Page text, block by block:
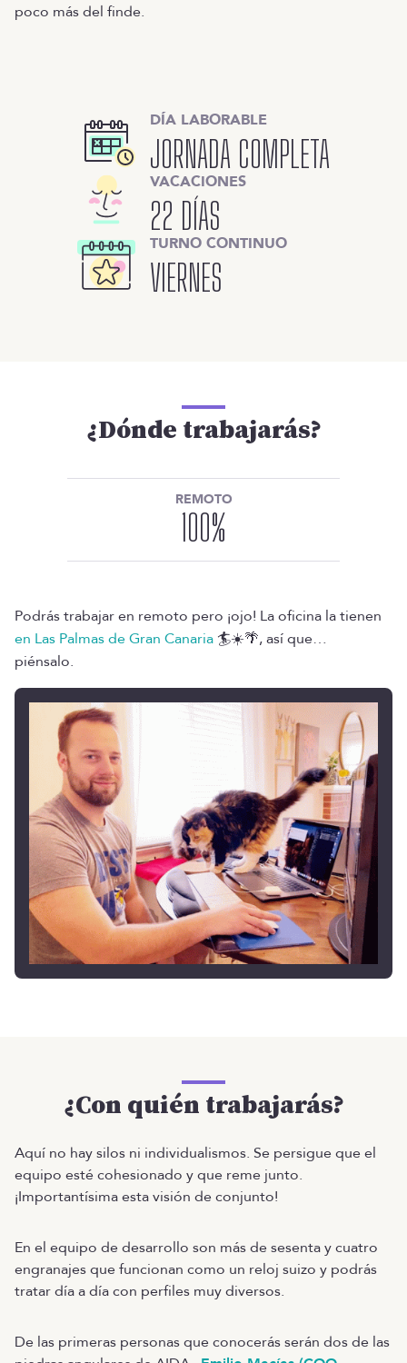
poco más del finde.
DÍA LABORABLE
JORNADA COMPLETA
VACACIONES
22 DÍAS
TURNO CONTINUO
VIERNES
¿Dónde trabajarás?
REMOTO
100%
Podrás trabajar en remoto pero ¡ojo! La oficina la tienen
en Las Palmas de Gran Canaria 🏄☀️🌴, así que…
piénsalo.
¿Con quién trabajarás?
Aquí no hay silos ni individualismos. Se persigue que el
equipo esté cohesionado y que reme junto.
¡Importantísima esta visión de conjunto!
En el equipo de desarrollo son más de sesenta y cuatro
engranajes que funcionan como un reloj suizo y podrás
tratar día a día con perfiles muy diversos.
De las primeras personas que conocerás serán dos de las